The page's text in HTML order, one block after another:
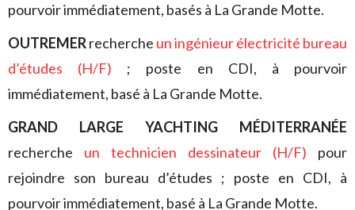
pourvoir immédiatement, basés à La Grande Motte.
OUTREMERrecherche un ingénieur électricité bureau
d’études (H/F) ; poste en CDI, à pourvoir
immédiatement, basé à La Grande Motte.
GRAND LARGE YACHTING MÉDITERRANÉE
recherche un technicien dessinateur (H/F) pour
rejoindre son bureau d’études ; poste en CDI, à
pourvoir immédiatement, basé à La Grande Motte.